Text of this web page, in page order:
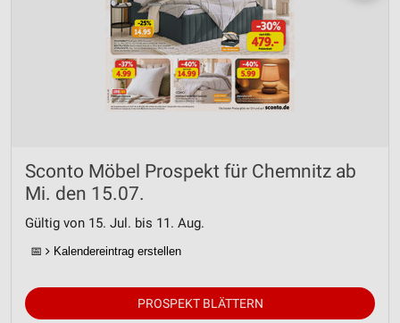
Sconto Möbel Prospekt für Chemnitz ab
Mi. den 15.07.
Gültig von 15. Jul. bis 11. Aug.
📅 Kalendereintrag erstellen
PROSPEKT BLÄTTERN